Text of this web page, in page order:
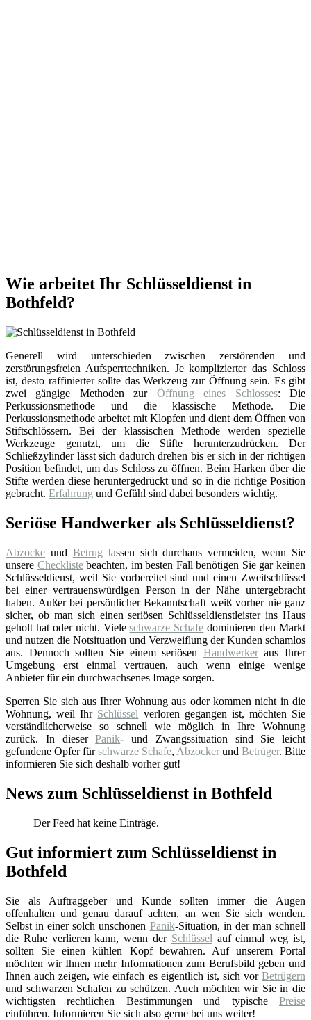
Wie arbeitet Ihr Schlüsseldienst in
Bothfeld?
Generell wird unterschieden zwischen zerstörenden und
zerstörungsfreien Aufsperrtechniken. Je komplizierter das Schloss
ist, desto raffinierter sollte das Werkzeug zur Öffnung sein. Es gibt
zwei gängige Methoden zur Öffnung eines Schlosses: Die
Perkussionsmethode und die klassische Methode. Die
Perkussionsmethode arbeitet mit Klopfen und dient dem Öffnen von
Stiftschlössern. Bei der klassischen Methode werden spezielle
Werkzeuge genutzt, um die Stifte herunterzudrücken. Der
Schließzylinder lässt sich dadurch drehen bis er sich in der richtigen
Position befindet, um das Schloss zu öffnen. Beim Harken über die
Stifte werden diese heruntergedrückt und so in die richtige Position
gebracht. Erfahrung und Gefühl sind dabei besonders wichtig.
Seriöse Handwerker als Schlüsseldienst?
Abzocke und Betrug lassen sich durchaus vermeiden, wenn Sie
unsere Checklistebeachten, im besten Fall benötigen Sie gar keinen
Schlüsseldienst, weil Sie vorbereitet sind und einen Zweitschlüssel
bei einer vertrauenswürdigen Person in der Nähe untergebracht
haben. Außer bei persönlicher Bekanntschaft weiß vorher nie ganz
sicher, ob man sich einen seriösen Schlüsseldienstleister ins Haus
geholt hat oder nicht. Vieleschwarze Schafe dominieren den Markt
und nutzen die Notsituation und Verzweiflung der Kunden schamlos
aus. Dennoch sollten Sie einem seriösen Handwerkeraus Ihrer
Umgebung erst einmal vertrauen, auch wenn einige wenige
Anbieter für ein durchwachsenes Image sorgen.
Sperren Sie sich aus Ihrer Wohnung aus oder kommen nicht in die
Wohnung, weil Ihr Schlüssel verloren gegangen ist, möchten Sie
verständlicherweise so schnell wie möglich in Ihre Wohnung
zurück. In dieserPanik- und Zwangssituation sind Sie leicht
gefundene Opfer fürschwarze Schafe, Abzocker und Betrüger. Bitte
informieren Sie sich deshalb vorher gut!
News zum Schlüsseldienst in Bothfeld
Der Feed hat keine Einträge.
Gut informiert zum Schlüsseldienst in
Bothfeld
Sie als Auftraggeber und Kunde sollten immer die Augen
offenhalten und genau darauf achten, an wen Sie sich wenden.
Selbst in einer solch unschönen Panik-Situation, in der man schnell
die Ruhe verlieren kann, wenn der Schlüssel auf einmal weg ist,
sollten Sie einen kühlen Kopf bewahren. Auf unserem Portal
möchten wir Ihnen mehr Informationen zum Berufsbild geben und
Ihnen auch zeigen, wie einfach es eigentlich ist, sich vor Betrügern
und schwarzen Schafen zu schützen. Auch möchten wir Sie in die
wichtigsten rechtlichen Bestimmungen und typische Preise
einführen. Informieren Sie sich also gerne bei uns weiter!